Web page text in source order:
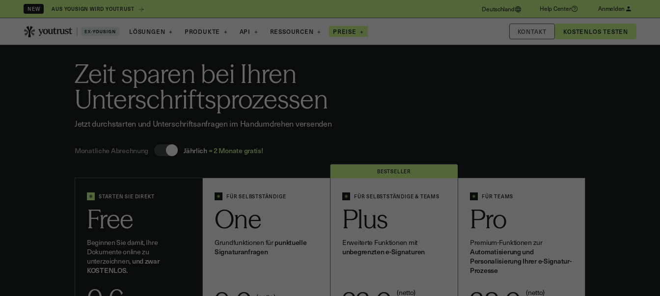
NEW AUS YOUSIGN WIRD YOUTRUST Deutschland Help Center Anmelden
LÖSUNGEN + PRODUKTE + API + RESSOURCEN + PREISE + KONTAKT
Zeit sparen bei Ihren
Unterschriftsprozessen
Jetzt durchstarten und Unterschriftsanfragen im Handumdrehen versenden
Monatliche Abrechnung Jährlich= 2 Monate gratis!
STARTEN SIE DIREKT
Free
Beginnen Sie damit, Ihre
Dokumente online zu
unterzeichnen,und zwar
KOSTENLOS.
FÜR SELBSTSTÄNDIGE
One
Grundfunktionen fürpunktuelle
Signaturanfragen
BESTSELLER
FÜR SELBSTSTÄNDIGE & TEAMS
Plus
Erweiterte Funktionen mit
unbegrenzten e-Signaturen
(netto)
FÜR TEAMS
Pro
Premium-Funktionen zur
Automatisierung und
Personalisierung Ihrer e-Signatur-
Prozesse
(netto)